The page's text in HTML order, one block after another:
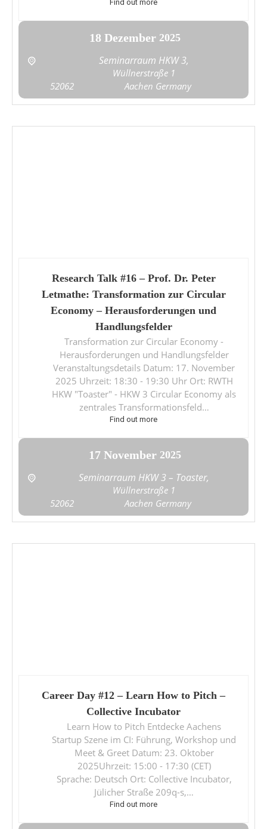
Find out more
18 Dezember 2025
Seminarraum HKW 3,
Wüllnerstraße 1
Aachen
52062 Germany
Research Talk #16 – Prof. Dr. Peter
Letmathe: Transformation zur Circular
Economy – Herausforderungen und
Handlungsfelder
Transformation zur Circular Economy -
Herausforderungen und Handlungsfelder
Veranstaltungsdetails Datum: 17. November
2025 Uhrzeit: 18:30 - 19:30 Uhr Ort: RWTH
HKW "Toaster" - HKW 3 Circular Economy als
zentrales Transformationsfeld…
Find out more
17 November 2025
Seminarraum HKW 3 – Toaster,
Wüllnerstraße 1
Aachen
52062 Germany
Career Day #12 – Learn How to Pitch –
Collective Incubator
Learn How to Pitch Entdecke Aachens
Startup Szene im CI: Führung, Workshop und
Meet & Greet Datum: 23. Oktober
2025Uhrzeit: 15:00 - 17:30 (CET)
Sprache: Deutsch Ort: Collective Incubator,
Jülicher Straße 209q-s,…
Find out more